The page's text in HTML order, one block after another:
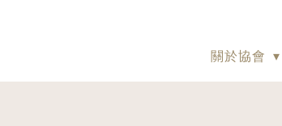
關於協會